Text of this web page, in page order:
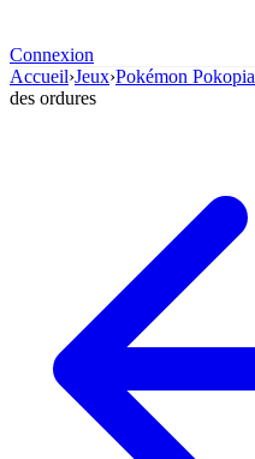
Connexion
Accueil›Jeux›Pokémon Pokopia
des ordures